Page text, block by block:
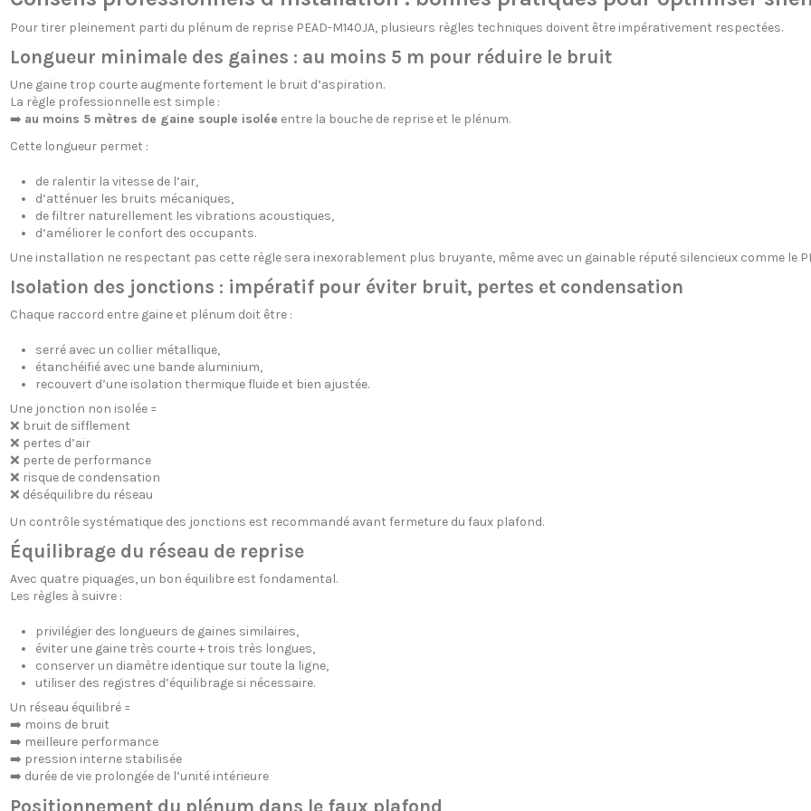
Pour tirer pleinement parti du plénum de reprise PEAD-M140JA, plusieurs règles techniques doivent être impérativement respectées.
Longueur minimale des gaines : au moins 5 m pour réduire le bruit
Une gaine trop courte augmente fortement le bruit d’aspiration.
La règle professionnelle est simple :
➡️ au moins 5 mètres de gaine souple isolée entre la bouche de reprise et le plénum.
Cette longueur permet :
de ralentir la vitesse de l’air,
d’atténuer les bruits mécaniques,
de filtrer naturellement les vibrations acoustiques,
d’améliorer le confort des occupants.
Une installation ne respectant pas cette règle sera inexorablement plus bruyante, même avec un gainable réputé silencieux comme le
Isolation des jonctions : impératif pour éviter bruit, pertes et condensation
Chaque raccord entre gaine et plénum doit être :
serré avec un collier métallique,
étanchéifié avec une bande aluminium,
recouvert d’une isolation thermique fluide et bien ajustée.
Une jonction non isolée =
❌ bruit de sifflement
❌ pertes d’air
❌ perte de performance
❌ risque de condensation
❌ déséquilibre du réseau
Un contrôle systématique des jonctions est recommandé avant fermeture du faux plafond.
Équilibrage du réseau de reprise
Avec quatre piquages, un bon équilibre est fondamental.
Les règles à suivre :
privilégier des longueurs de gaines similaires,
éviter une gaine très courte + trois très longues,
conserver un diamètre identique sur toute la ligne,
utiliser des registres d’équilibrage si nécessaire.
Un réseau équilibré =
➡️ moins de bruit
➡️ meilleure performance
➡️ pression interne stabilisée
➡️ durée de vie prolongée de l’unité intérieure
Positionnement du plénum dans le faux plafond